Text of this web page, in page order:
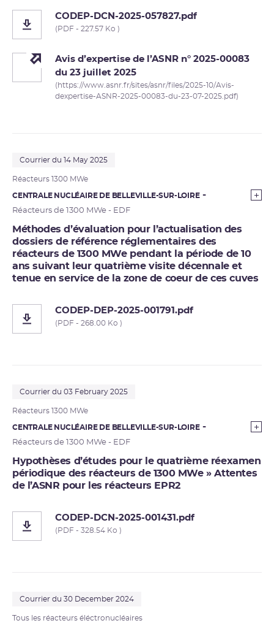
CODEP-DCN-2025-057827.pdf
(PDF - 227.57 Ko )
Avis d’expertise de l’ASNR n° 2025-00083
du 23 juillet 2025
(https://www.asnr.fr/sites/asnr/files/2025-10/Avis-
dexpertise-ASNR-2025-00083-du-23-07-2025.pdf)
Courrier du 14 May 2025
Réacteurs 1300 MWe
CENTRALE NUCLÉAIRE DE BELLEVILLE-SUR-LOIRE
Réacteurs de 1300 MWe - EDF
Méthodes d’évaluation pour l’actualisation des
dossiers de référence réglementaires des
réacteurs de 1300 MWe pendant la période de 10
ans suivant leur quatrième visite décennale et
tenue en service de la zone de coeur de ces cuves
CODEP-DEP-2025-001791.pdf
(PDF - 268.00 Ko )
Courrier du 03 February 2025
Réacteurs 1300 MWe
CENTRALE NUCLÉAIRE DE BELLEVILLE-SUR-LOIRE
Réacteurs de 1300 MWe - EDF
Hypothèses d’études pour le quatrième réexamen
périodique des réacteurs de 1300 MWe » Attentes
de l’ASNR pour les réacteurs EPR2
CODEP-DCN-2025-001431.pdf
(PDF - 328.54 Ko )
Courrier du 30 December 2024
Tous les réacteurs éléctronucléaires